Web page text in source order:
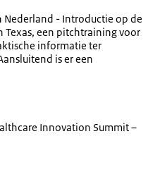
- Introductie op de
Texas, een pitchtraining voor
informatie ter
is er een
Innovation Summit –